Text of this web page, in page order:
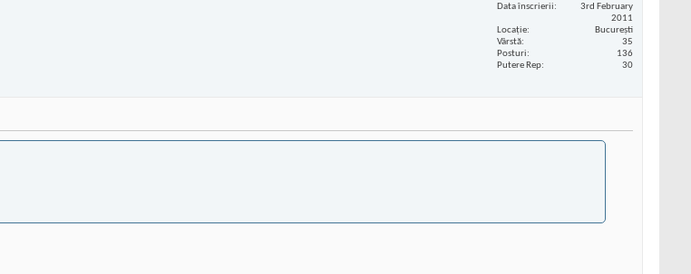
Data înscrierii
3rd February
2011
Locaţie
București
Vârstă
35
Posturi
136
Putere Rep
30